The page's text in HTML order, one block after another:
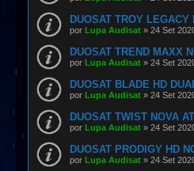
DUOSAT TROY
por Lupa Audisat » 24 Set
DUOSAT TREND MAXX
por Lupa Audisat » 24 Set
DUOSAT BLADE HD
por Lupa Audisat » 24 Set
DUOSAT TWIST NOVA
por Lupa Audisat » 24 Set
DUOSAT PRODIGY HD
por Lupa Audisat » 24 Set